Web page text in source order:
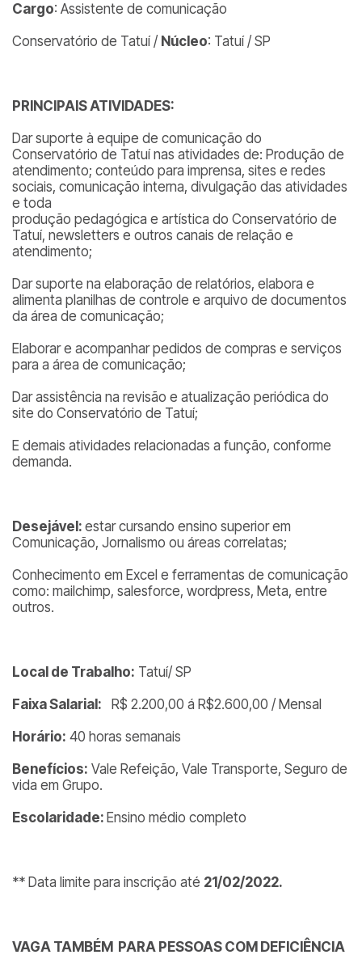
Cargo: Assistente de comunicação
Conservatório de Tatuí / Núcleo: Tatuí / SP
PRINCIPAIS ATIVIDADES:
Dar suporte à equipe de comunicação do
Conservatório de Tatuí nas atividades de: Produção de
atendimento; conteúdo para imprensa, sites e redes
sociais, comunicação interna, divulgação das atividades
e toda
produção pedagógica e artística do Conservatório de
Tatuí, newsletters e outros canais de relação e
atendimento;
Dar suporte na elaboração de relatórios, elabora e
alimenta planilhas de controle e arquivo de documentos
da área de comunicação;
Elaborar e acompanhar pedidos de compras e serviços
para a área de comunicação;
Dar assistência na revisão e atualização periódica do
site do Conservatório de Tatuí;
E demais atividades relacionadas a função, conforme
demanda.
Desejável : estar cursando ensino superior em
Comunicação, Jornalismo ou áreas correlatas;
Conhecimento em Excel e ferramentas de comunicação
como: mailchimp, salesforce, wordpress, Meta, entre
outros.
Local de Trabalho: Tatuí/ SP
Faixa Salarial: R$ 2.200,00 á R$2.600,00 / Mensal
Horário: 40 horas semanais
Benefícios: Vale Refeição, Vale Transporte, Seguro de
vida em Grupo.
Escolaridade: Ensino médio completo
** Data limite para inscrição até 21/02/2022.
VAGA TAMBÉM PARA PESSOAS COM DEFICIÊNCIA